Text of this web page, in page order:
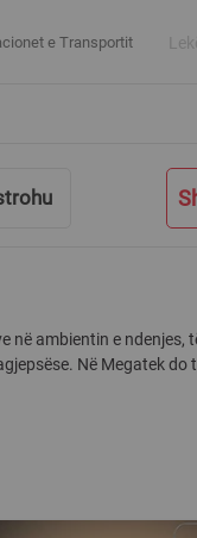
e Transportit
në ambientin e ndenjes,
Në Megatek do